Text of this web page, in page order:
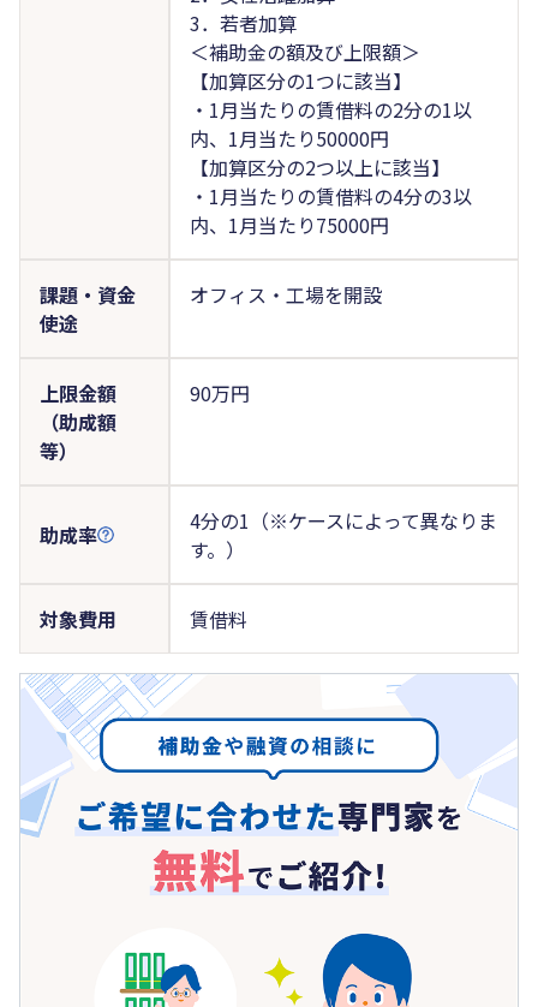
3．若者加算
＜補助金の額及び上限額＞
【加算区分の1つに該当】
・1月当たりの賃借料の2分の1以
内、1月当たり50000円
【加算区分の2つ以上に該当】
・1月当たりの賃借料の4分の3以
内、1月当たり75000円
課題・資金
使途
オフィス・工場を開設
上限金額
（助成額
等）
90万円
助成率
4分の1（※ケースによって異なりま
す。）
対象費用 賃借料